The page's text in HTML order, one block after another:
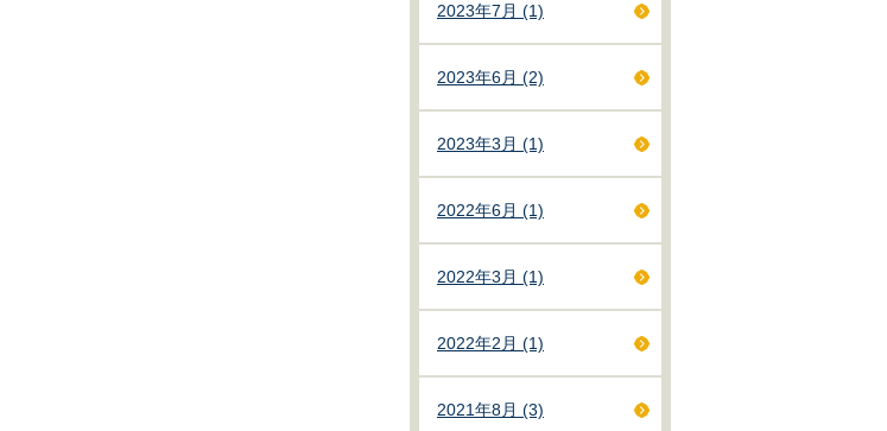
2023年7月 (1)
2023年6月 (2)
2023年3月 (1)
2022年6月 (1)
2022年3月 (1)
2022年2月 (1)
2021年8月 (3)